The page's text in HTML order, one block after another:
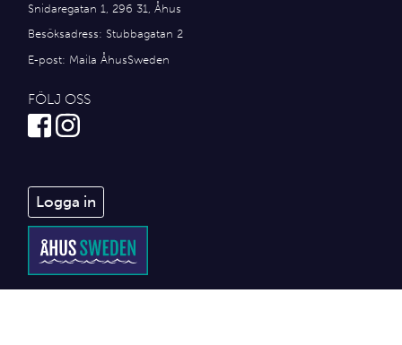
Snidaregatan 1, 296 31, Åhus
Besöksadress: Stubbagatan 2
E-post: Maila ÅhusSweden
FÖLJ OSS
Logga in